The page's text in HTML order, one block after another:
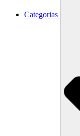
Categorias